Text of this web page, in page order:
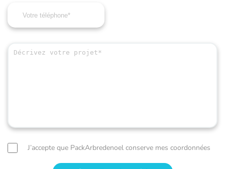
J’accepte que PackArbredenoel conserve mes coordonnées